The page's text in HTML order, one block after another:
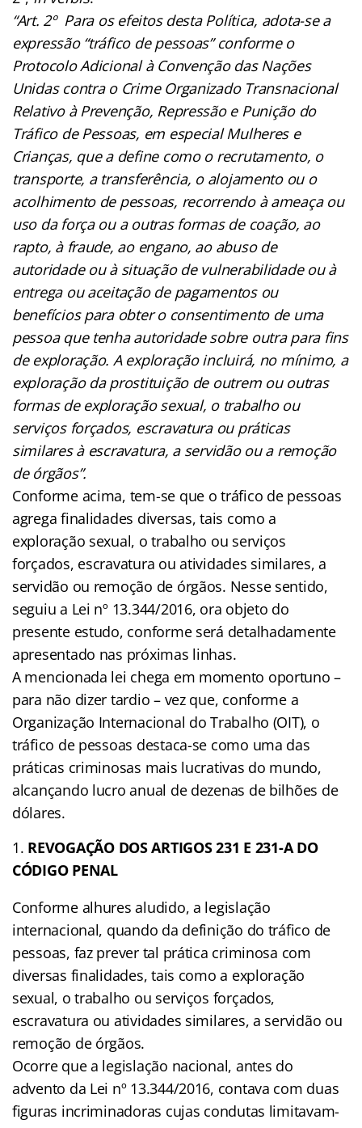
“Art. 2º Para os efeitos desta Política, adota-se a
expressão “tráfico de pessoas” conforme o
Protocolo Adicional à Convenção das Nações
Unidas contra o Crime Organizado Transnacional
Relativo à Prevenção, Repressão e Punição do
Tráfico de Pessoas, em especial Mulheres e
Crianças, que a define como o recrutamento, o
transporte, a transferência, o alojamento ou o
acolhimento de pessoas, recorrendo à ameaça ou
uso da força ou a outras formas de coação, ao
rapto, à fraude, ao engano, ao abuso de
autoridade ou à situação de vulnerabilidade ou à
entrega ou aceitação de pagamentos ou
benefícios para obter o consentimento de uma
pessoa que tenha autoridade sobre outra para fins
de exploração. A exploração incluirá, no mínimo, a
exploração da prostituição de outrem ou outras
formas de exploração sexual, o trabalho ou
serviços forçados, escravatura ou práticas
similares à escravatura, a servidão ou a remoção
de órgãos”.
Conforme acima, tem-se que o tráfico de pessoas
agrega finalidades diversas, tais como a
exploração sexual, o trabalho ou serviços
forçados, escravatura ou atividades similares, a
servidão ou remoção de órgãos. Nesse sentido,
seguiu a Lei nº 13.344/2016, ora objeto do
presente estudo, conforme será detalhadamente
apresentado nas próximas linhas.
A mencionada lei chega em momento oportuno –
para não dizer tardio – vez que, conforme a
Organização Internacional do Trabalho (OIT), o
tráfico de pessoas destaca-se como uma das
práticas criminosas mais lucrativas do mundo,
alcançando lucro anual de dezenas de bilhões de
dólares.
REVOGAÇÃO DOS ARTIGOS 231 E 231-A DO
CÓDIGO PENAL
Conforme alhures aludido, a legislação
internacional, quando da definição do tráfico de
pessoas, faz prever tal prática criminosa com
diversas finalidades, tais como a exploração
sexual, o trabalho ou serviços forçados,
escravatura ou atividades similares, a servidão ou
remoção de órgãos.
Ocorre que a legislação nacional, antes do
advento da Lei nº 13.344/2016, contava com duas
figuras incriminadoras cujas condutas limitavam-